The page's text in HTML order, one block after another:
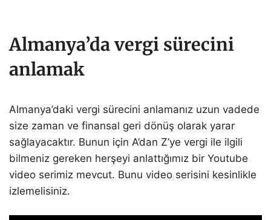
Almanya’da vergi sürecini
anlamak
Almanya’daki vergi sürecini anlamanız uzun vadede
size zaman ve finansal geri dönüş olarak yarar
sağlayacaktır. Bunun için A’dan Z’ye vergi ile ilgili
bilmeniz gereken herşeyi anlattığımız bir Youtube
video serimiz mevcut. Bunu video serisini kesinlikle
izlemelisiniz.